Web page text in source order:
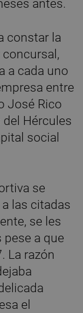
antes.
constar la
a cada uno
entre
José Rico
del Hércules
social
se
las citadas
se les
pese a que
La razón
el